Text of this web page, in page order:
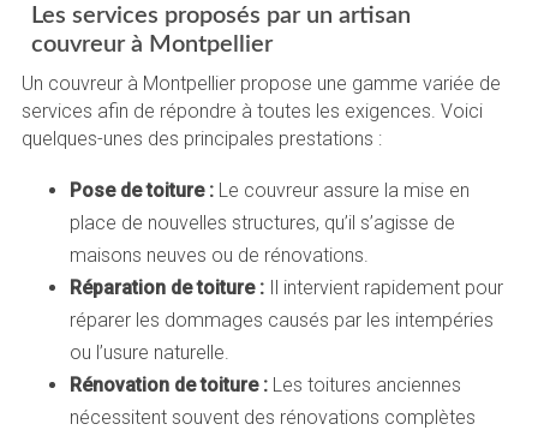
Les services proposés par un artisan
couvreur à Montpellier
Un couvreur à Montpellier propose une gamme variée de
services afin de répondre à toutes les exigences. Voici
quelques-unes des principales prestations :
Pose de toiture :Le couvreur assure la mise en
place de nouvelles structures, qu’il s’agisse de
maisons neuves ou de rénovations.
Réparation de toiture :Il intervient rapidement pour
réparer les dommages causés par les intempéries
ou l’usure naturelle.
Rénovation de toiture :Les toitures anciennes
nécessitent souvent des rénovations complètes